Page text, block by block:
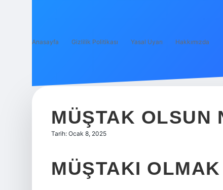
Anasayfa Gizlilik Politikası Yasal Uyarı Hakkımızda
MÜŞTAK OLSUN
Tarih: Ocak 8, 2025
MÜŞTAKI